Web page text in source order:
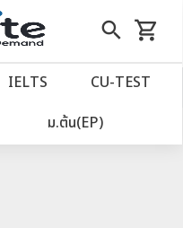
close
search
Skip
to
shopping_cart
รถเข็น
IELTS CU‑TEST
ม.ต้น(EP)